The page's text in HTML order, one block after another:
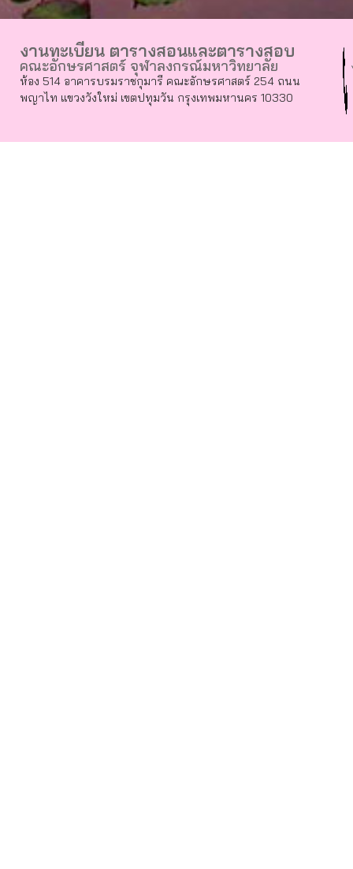
งานทะเบียน ตารางสอนและตารางสอบ
คณะอักษรศาสตร์ จุฬาลงกรณ์มหาวิทยาลัย
ห้อง 514 อาคารบรมราชกุมารี คณะอักษรศาสตร์ 254 ถนน
พญาไท แขวงวังใหม่ เขตปทุมวัน กรุงเทพมหานคร 10330